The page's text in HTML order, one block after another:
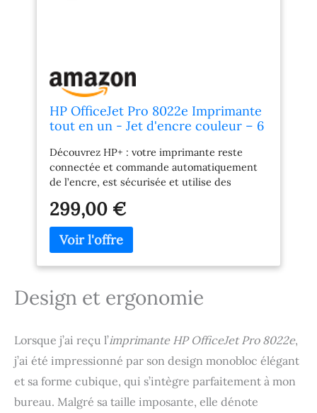
HP OfficeJet Pro 8022e Imprimante
tout en un - Jet d'encre couleur – 6
(Copie/Scan/Fax/Chargeur auto de
documents, Recto/Verso, Wifi)
Découvrez HP+ : votre imprimante reste
connectée et commande automatiquement
de l’encre, est sécurisée et utilise des
recyclé Imprimante éligible HP+: Choisissez
HP + lors de la configuration et profitez de 6
mois de forfait Instant Ink inclus. *Pour en
bénéficier inscrivez-vous dans les 7 jours
suivant l’installation de l’imprimante Pour
votre imprimante connectée à Internet et
l'imprimante Boostez votre productivité avec
HP Smart App : Imprimez et numérisez
depuis le creux de votre main avec
l’application HP Smart. Bénéficiez de
fonctions avancées de numérisation, de
299,00 €
Design et ergonomie
Lorsque j’ai reçu l’imprimante HP OfficeJet Pro 8022e,
j’ai été impressionné par son design monobloc élégant
et sa forme cubique, qui s’intègre parfaitement à mon
bureau. Malgré sa taille imposante, elle dénote